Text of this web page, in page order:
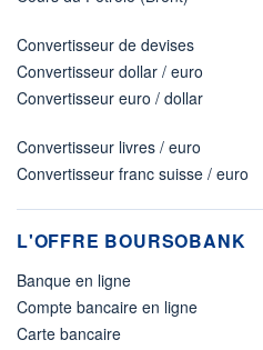
Convertisseur de devises
Convertisseur dollar / euro
Convertisseur euro / dollar
Convertisseur livres / euro
Convertisseur franc suisse / euro
L'OFFRE BOURSOBANK
Banque en ligne
Compte bancaire en ligne
Carte bancaire